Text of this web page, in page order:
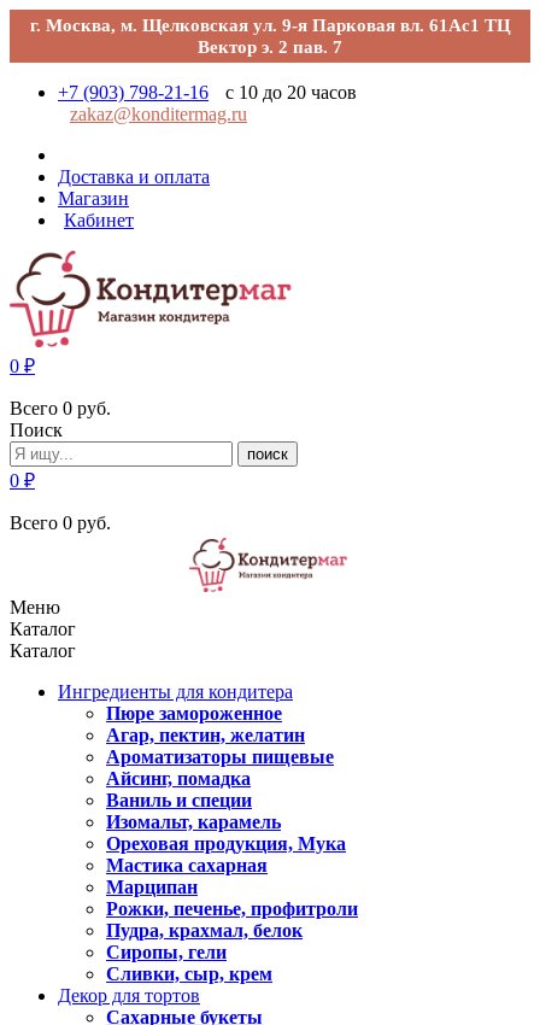
г. Москва, м. Щелковская ул. 9-я Парковая вл. 61Ас1 ТЦ
Вектор э. 2 пав. 7
+7 (903) 798-21-16
с 10 до 20 часов
zakaz@konditermag.ru
Доставка и оплата
Магазин
Кабинет
0 ₽
Всего 0 руб.
Поиск
поиск
0 ₽
Всего 0 руб.
Меню
Каталог
Каталог
Ингредиенты для кондитера
Пюре замороженное
Агар, пектин, желатин
Ароматизаторы пищевые
Айсинг, помадка
Ваниль и специи
Изомальт, карамель
Ореховая продукция, Мука
Мастика сахарная
Марципан
Рожки, печенье, профитроли
Пудра, крахмал, белок
Сиропы, гели
Сливки, сыр, крем
Декор для тортов
Сахарные букеты